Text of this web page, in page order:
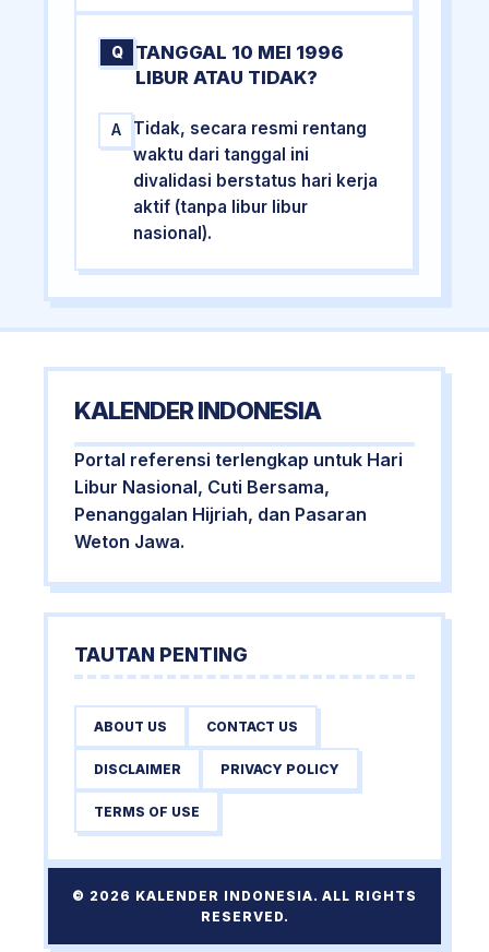
Q
TANGGAL 10 MEI 1996
LIBUR ATAU TIDAK?
A
Tidak, secara resmi rentang
waktu dari tanggal ini
divalidasi berstatus hari kerja
aktif (tanpa libur libur
nasional).
KALENDER INDONESIA
Portal referensi terlengkap untuk Hari
Libur Nasional, Cuti Bersama,
Penanggalan Hijriah, dan Pasaran
Weton Jawa.
TAUTAN PENTING
ABOUT US CONTACT US
DISCLAIMER PRIVACY POLICY
TERMS OF USE
© 2026 KALENDER INDONESIA. ALL RIGHTS
RESERVED.